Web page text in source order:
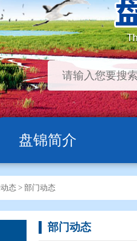
盘锦简介
态 > 部门动态
部门动态